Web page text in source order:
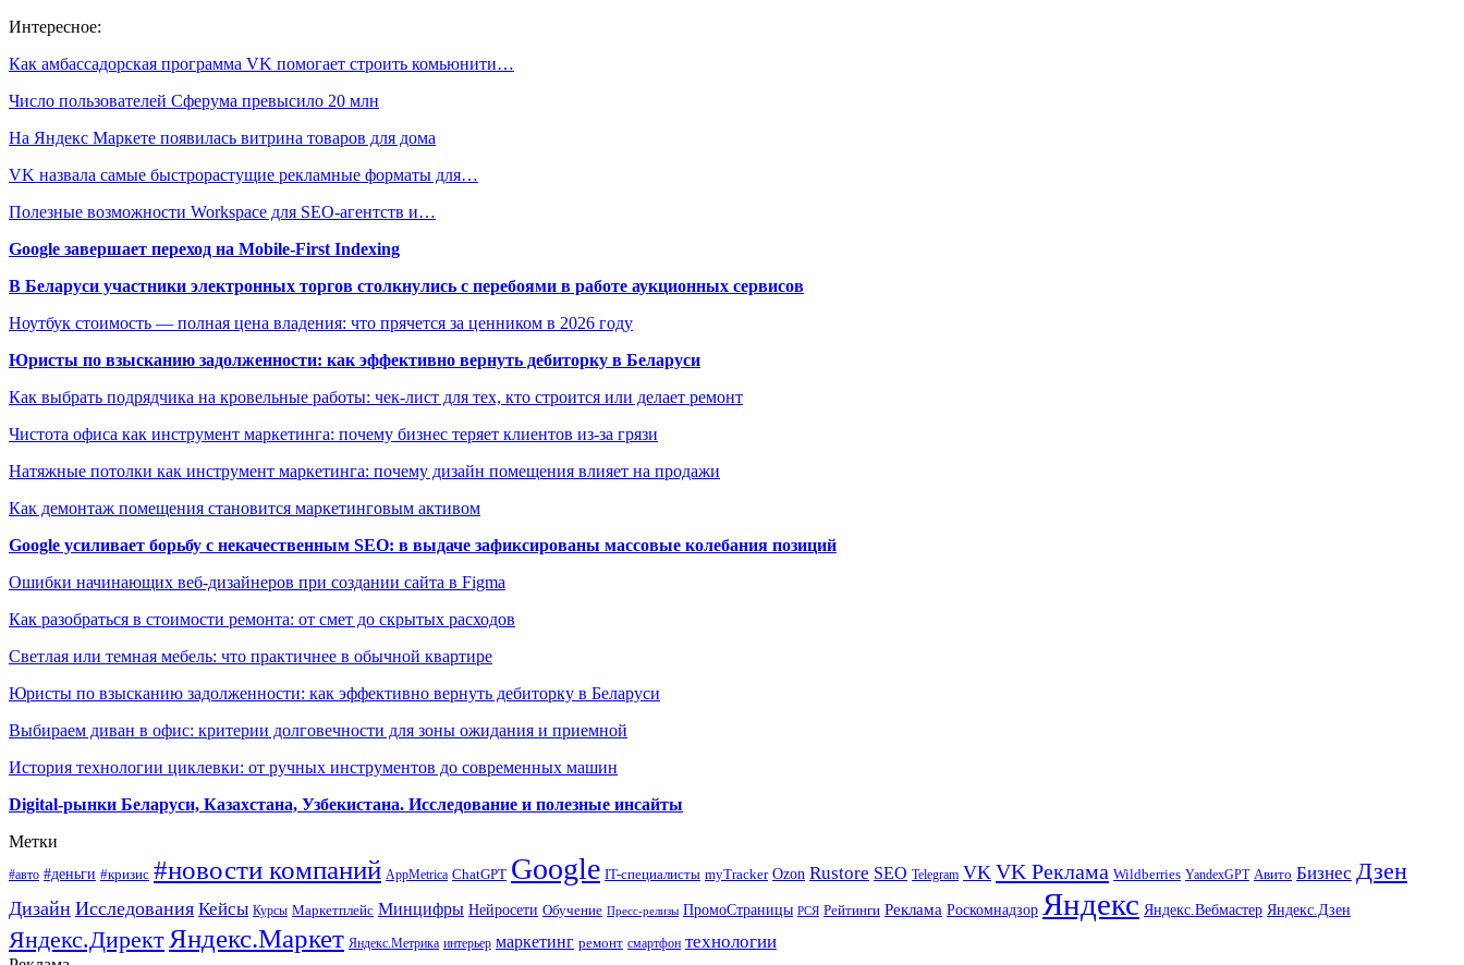
Интересное:
Как амбассадорская программа VK помогает строить комьюнити…
Число пользователей Сферума превысило 20 млн
На Яндекс Маркете появилась витрина товаров для дома
VK назвала самые быстрорастущие рекламные форматы для…
Полезные возможности Workspace для SEO-агентств и…
Google завершает переход на Mobile-First Indexing
В Беларуси участники электронных торгов столкнулись с перебоями в работе аукционных сервисов
Ноутбук стоимость — полная цена владения: что прячется за ценником в 2026 году
Юристы по взысканию задолженности: как эффективно вернуть дебиторку в Беларуси
Как выбрать подрядчика на кровельные работы: чек-лист для тех, кто строится или делает ремонт
Чистота офиса как инструмент маркетинга: почему бизнес теряет клиентов из-за грязи
Натяжные потолки как инструмент маркетинга: почему дизайн помещения влияет на продажи
Как демонтаж помещения становится маркетинговым активом
Google усиливает борьбу с некачественным SEO: в выдаче зафиксированы массовые колебания позиций
Ошибки начинающих веб-дизайнеров при создании сайта в Figma
Как разобраться в стоимости ремонта: от смет до скрытых расходов
Светлая или темная мебель: что практичнее в обычной квартире
Юристы по взысканию задолженности: как эффективно вернуть дебиторку в Беларуси
Выбираем диван в офис: критерии долговечности для зоны ожидания и приемной
История технологии циклевки: от ручных инструментов до современных машин
Digital-рынки Беларуси, Казахстана, Узбекистана. Исследование и полезные инсайты
Метки
#авто #деньги #кризис #новости компаний AppMetrica ChatGPT Google IT-специалисты myTracker Ozon Rustore SEO Telegram VK VK Реклама Wildberries YandexGPT Авито Бизнес Дзен
Дизайн Исследования Кейсы Курсы Маркетплейс Минцифры Нейросети Обучение Пресс-релизы ПромоСтраницы РСЯ Рейтинги Реклама Роскомнадзор Яндекс Яндекс.Вебмастер Яндекс.Дзен
Яндекс.ДиректЯндекс.Маркет Яндекс.Метрика интерьер маркетинг ремонт смартфон технологии